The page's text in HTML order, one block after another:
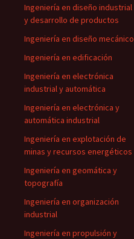
Ingeniería en diseño industrial
y desarrollo de productos
Ingeniería en diseño mecánico
Ingeniería en edificación
Ingeniería en electrónica
industrial y automática
Ingeniería en electrónica y
automática industrial
Ingeniería en explotación de
minas y recursos energéticos
Ingeniería en geomática y
topografía
Ingeniería en organización
industrial
Ingeniería en propulsión y